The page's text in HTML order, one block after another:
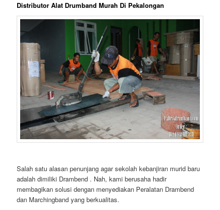
Distributor Alat Drumband Murah Di Pekalongan
Salah satu alasan penunjang agar sekolah kebanjiran murid baru
adalah dimiliki Drambend . Nah, kami berusaha hadir
membagikan solusi dengan menyediakan Peralatan Drambend
dan Marchingband yang berkualitas.